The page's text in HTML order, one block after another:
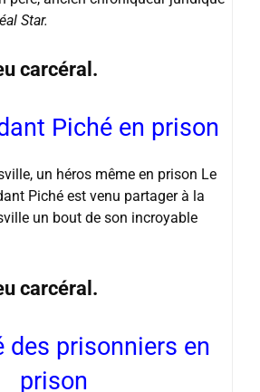
Star.
carcéral.
Piché en prison
un héros même en prison Le
Piché est venu partager à la
un bout de son incroyable
carcéral.
des prisonniers en
prison